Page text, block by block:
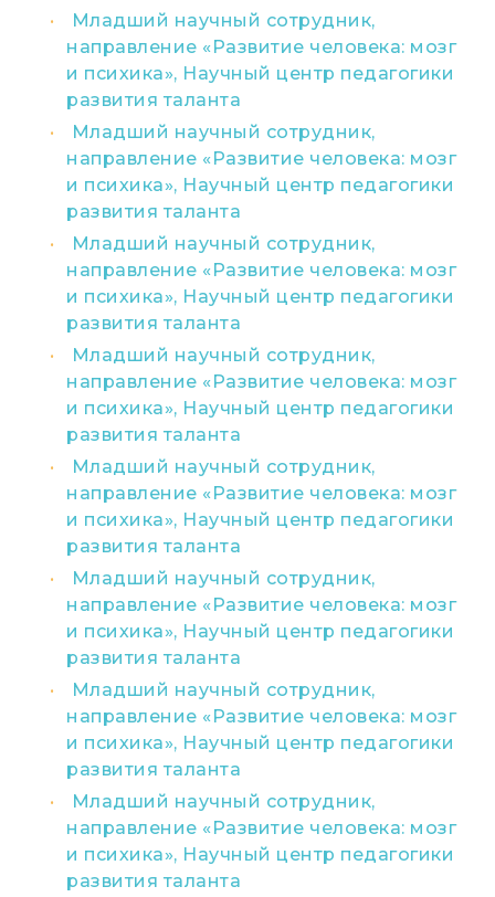
Младший научный сотрудник,
направление «Развитие человека: мозг
и психика», Научный центр педагогики
развития таланта
Младший научный сотрудник,
направление «Развитие человека: мозг
и психика», Научный центр педагогики
развития таланта
Младший научный сотрудник,
направление «Развитие человека: мозг
и психика», Научный центр педагогики
развития таланта
Младший научный сотрудник,
направление «Развитие человека: мозг
и психика», Научный центр педагогики
развития таланта
Младший научный сотрудник,
направление «Развитие человека: мозг
и психика», Научный центр педагогики
развития таланта
Младший научный сотрудник,
направление «Развитие человека: мозг
и психика», Научный центр педагогики
развития таланта
Младший научный сотрудник,
направление «Развитие человека: мозг
и психика», Научный центр педагогики
развития таланта
Младший научный сотрудник,
направление «Развитие человека: мозг
и психика», Научный центр педагогики
развития таланта